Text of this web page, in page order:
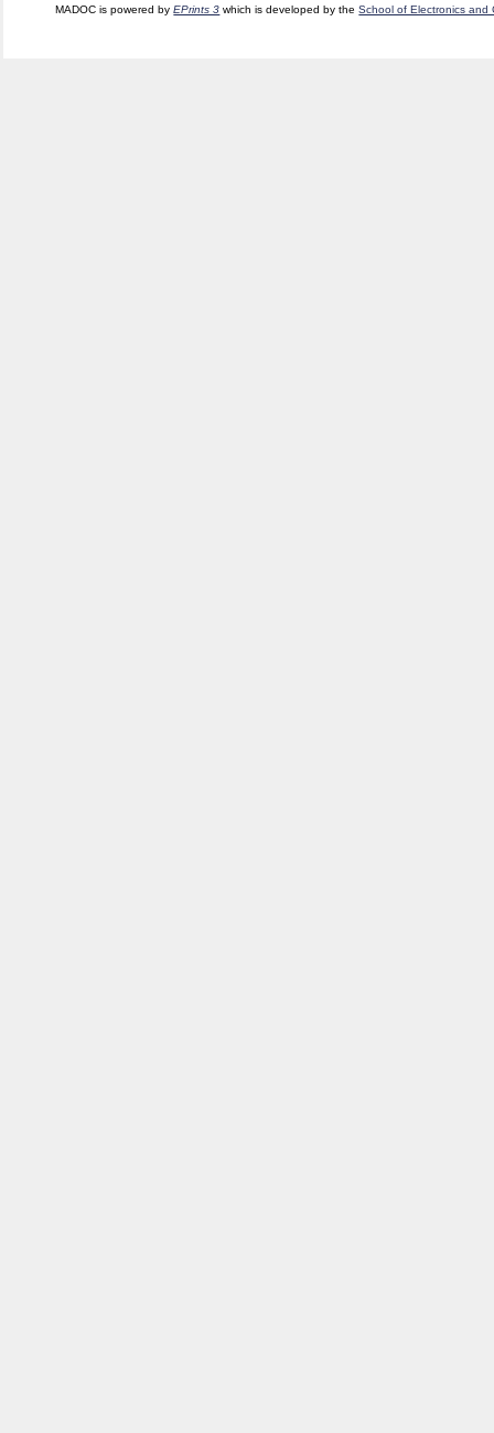
MADOC is powered byEPrints 3 which is developed by theSchool of Electronics and